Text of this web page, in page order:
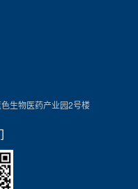
生物医药产业园2号楼